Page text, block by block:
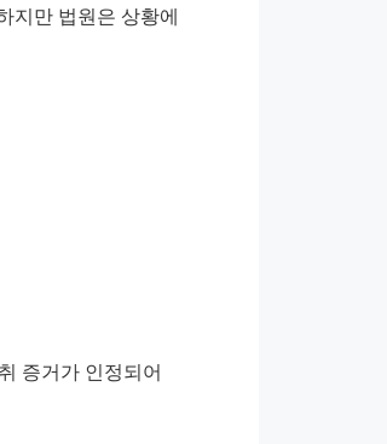
지만 법원은 상황에
증거가 인정되어